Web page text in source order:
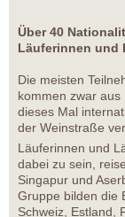
Über 40
Läuferinnen und
Die meisten
kommen zwar
dieses Mal
der Weinstraße
Läuferinnen und
dabei zu sein,
Singapur und
Gruppe bilden die
Schweiz, Estland,